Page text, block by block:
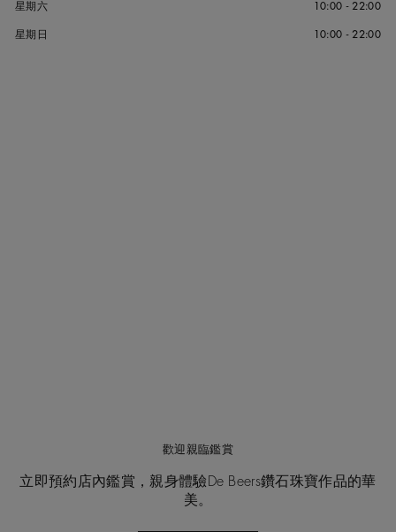
星期六 10:00 - 22:00
星期日 10:00 - 22:00
歡迎親臨鑑賞
立即預約店內鑑賞，親身體驗De Beers鑽石珠寶作品的華
美。